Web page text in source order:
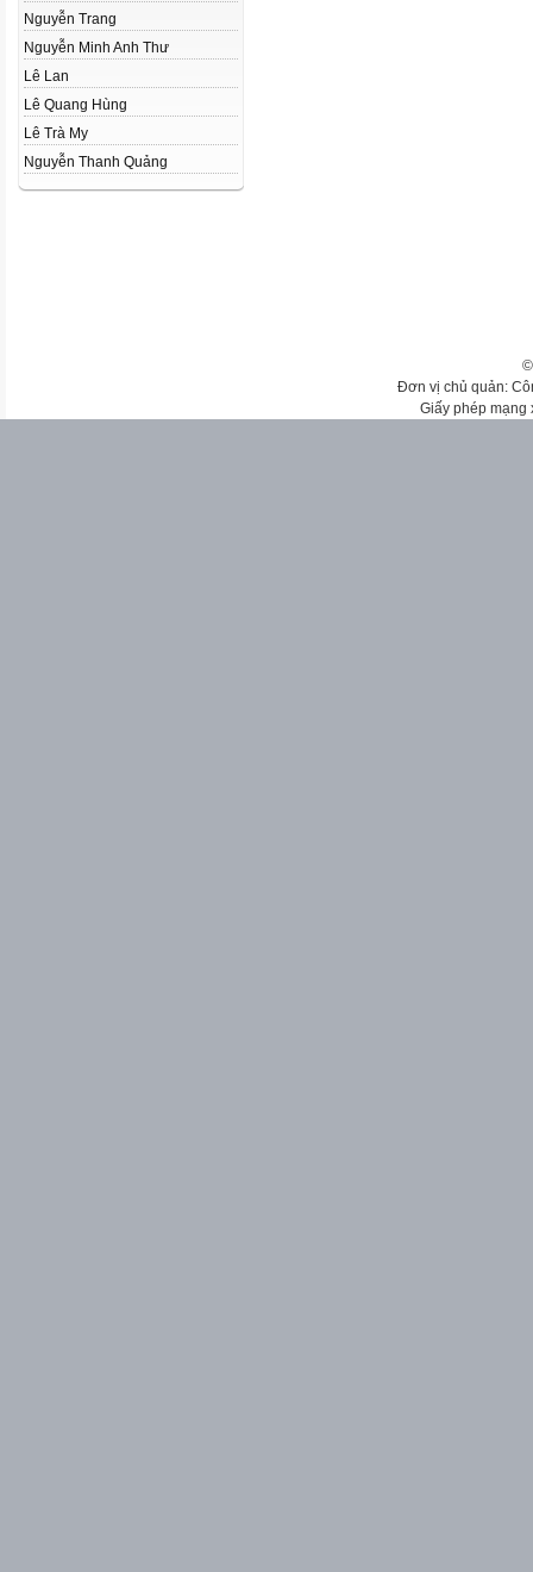
Nguyễn Trang
Nguyễn Minh Anh Thư
Lê Lan
Lê Quang Hùng
Lê Trà My
Nguyễn Thanh Quảng
Đơn vị chủ quản:
Giấy phép mạng